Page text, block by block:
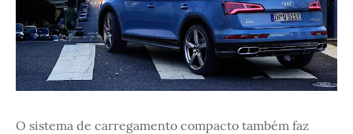
O sistema de carregamento compacto também faz